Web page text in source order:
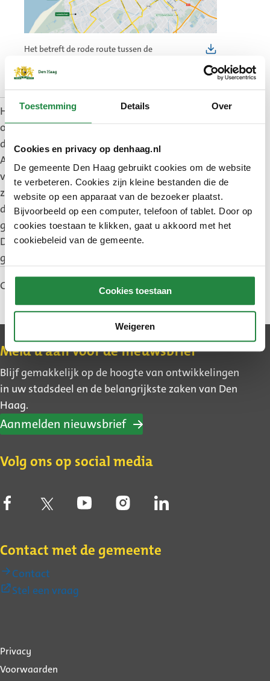
Toestemming Details Over
Cookies en privacy op denhaag.nl
De gemeente Den Haag gebruikt cookies om de website
te verbeteren. Cookies zijn kleine bestanden die de
website op een apparaat van de bezoeker plaatst.
Bijvoorbeeld op een computer, telefoon of tablet. Door op
cookies toestaan te klikken, gaat u akkoord met het
cookiebeleid van de gemeente.
Cookies toestaan
Weigeren
Het betreft de rode route tussen de
Landscheidingsweg/Zwolsestraat.
Het verwijderen van hekken, barrières en andere
obstakels langs deze wegen, t.b.v. het vervoer van
de NAVO-delegaties, duurt langer dan gepland.
Aanvankelijk werd verwacht dat de wegen
vrijdagochtend om 6.00 uur weer vrijgegeven
zouden worden. Weggebruikers kunnen dus langer
dan verwacht geen gebruik maken van de
genoemde wegen.
De Landscheidingsweg is wél vanaf vrijdagochtend
geopend, net als de Scheveningseweg.
Gepubliceerd: 26 juni 2025
Contact
Meld u aan voor de nieuwsbrief
Blijf gemakkelijk op de hoogte van ontwikkelingen
in uw stadsdeel en de belangrijkste zaken van Den
Haag.
Aanmelden nieuwsbrief
Volg ons op social media
Contact met de gemeente
Contact
Stel een vraag
Over
deze
Privacy
Voorwaarden